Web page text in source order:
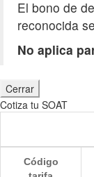
El bono de
reconocida
No aplica
Cerrar
Cotiza tu SOAT
Código